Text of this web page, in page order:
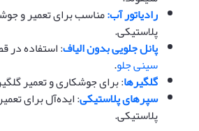
رادیاتور آب:مناسب برای تعمیر و
پلاستیکی.
پانل جلویی بدون الیاف: استفاده در
سینی جلو.
گلگیرها: برای جوشکاری و تعمیر
سپرهای پلاستیکی: ایده‌آل برای
پلاستیکی.